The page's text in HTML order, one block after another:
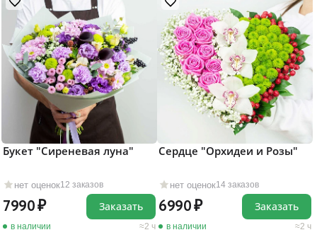
нет оценок12 заказов
Букет "Сиреневая луна"
7990
в наличии 2 ч
Заказать
нет оценок14 заказов
Сердце "Орхидеи и Розы"
6990
в наличии 2 ч
Заказать